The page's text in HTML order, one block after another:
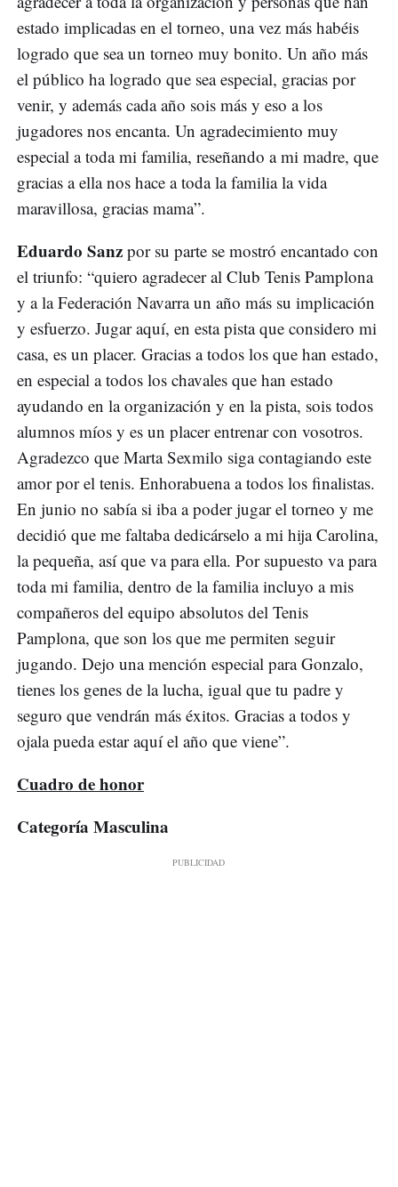
estado implicadas en el torneo, una vez más habéis
logrado que sea un torneo muy bonito. Un año más
el público ha logrado que sea especial, gracias por
venir, y además cada año sois más y eso a los
jugadores nos encanta. Un agradecimiento muy
especial a toda mi familia, reseñando a mi madre, que
gracias a ella nos hace a toda la familia la vida
maravillosa, gracias mama”.
Eduardo Sanz por su parte se mostró encantado con
el triunfo: “quiero agradecer al Club Tenis Pamplona
y a la Federación Navarra un año más su implicación
y esfuerzo. Jugar aquí, en esta pista que considero mi
casa, es un placer. Gracias a todos los que han estado,
en especial a todos los chavales que han estado
ayudando en la organización y en la pista, sois todos
alumnos míos y es un placer entrenar con vosotros.
Agradezco que Marta Sexmilo siga contagiando este
amor por el tenis. Enhorabuena a todos los finalistas.
En junio no sabía si iba a poder jugar el torneo y me
decidió que me faltaba dedicárselo a mi hija Carolina,
la pequeña, así que va para ella. Por supuesto va para
toda mi familia, dentro de la familia incluyo a mis
compañeros del equipo absolutos del Tenis
Pamplona, que son los que me permiten seguir
jugando. Dejo una mención especial para Gonzalo,
tienes los genes de la lucha, igual que tu padre y
seguro que vendrán más éxitos. Gracias a todos y
ojala pueda estar aquí el año que viene”.
Cuadro de honor
Categoría Masculina